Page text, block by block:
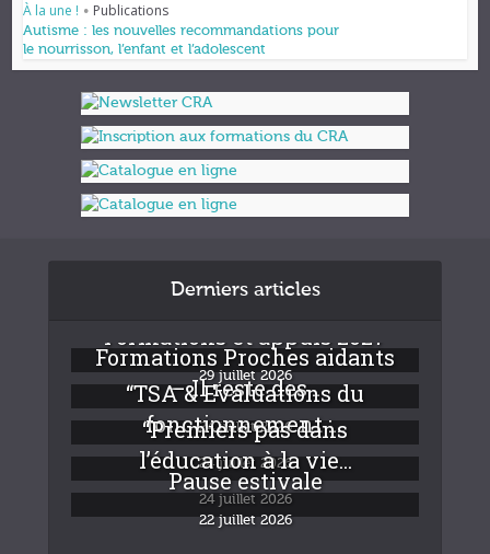
À la une ! • Publications
Autisme : les nouvelles recommandations pour
le nourrisson, l’enfant et l’adolescent
Derniers articles
Formations et appuis 2027
29 juillet 2026
Formations Proches aidants
– Il reste des...
24 juillet 2026
“TSA & Evaluations du
fonctionnement :...
24 juillet 2026
“Premiers pas dans
l’éducation à la vie...
24 juillet 2026
Pause estivale
22 juillet 2026